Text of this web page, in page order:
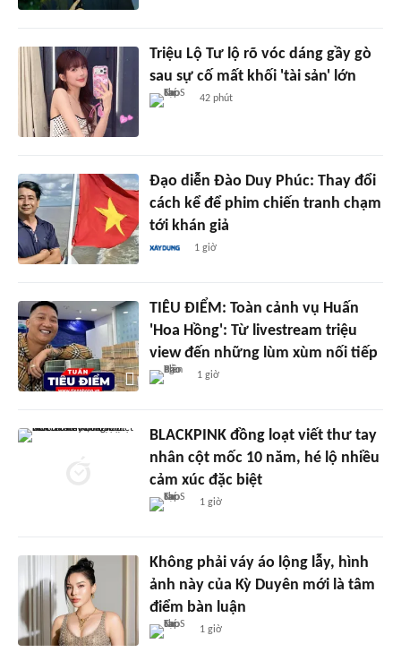
Triệu Lộ Tư lộ rõ vóc dáng gầy gò
sau sự cố mất khối 'tài sản' lớn
42 phút
Đạo diễn Đào Duy Phúc: Thay đổi
cách kể để phim chiến tranh chạm
tới khán giả
1 giờ
TIÊU ĐIỂM: Toàn cảnh vụ Huấn
'Hoa Hồng': Từ livestream triệu
view đến những lùm xùm nối tiếp
1 giờ
BLACKPINK đồng loạt viết thư tay
nhân cột mốc 10 năm, hé lộ nhiều
cảm xúc đặc biệt
1 giờ
Không phải váy áo lộng lẫy, hình
ảnh này của Kỳ Duyên mới là tâm
điểm bàn luận
1 giờ